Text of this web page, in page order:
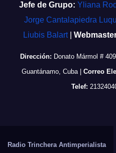
Jefe de Grupo: Yliana
Jorge Cantalapiedra
Liubis Balart
Dirección: Donato Mármol #
Guantánamo, Cuba| Correo
Telef:
Radio Trinchera Antimperialista